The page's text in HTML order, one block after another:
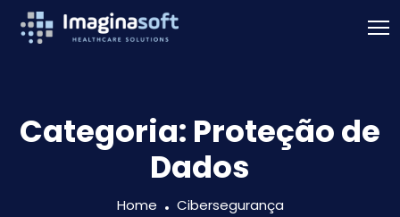
Categoria: Proteção de
Dados
Home Cibersegurança